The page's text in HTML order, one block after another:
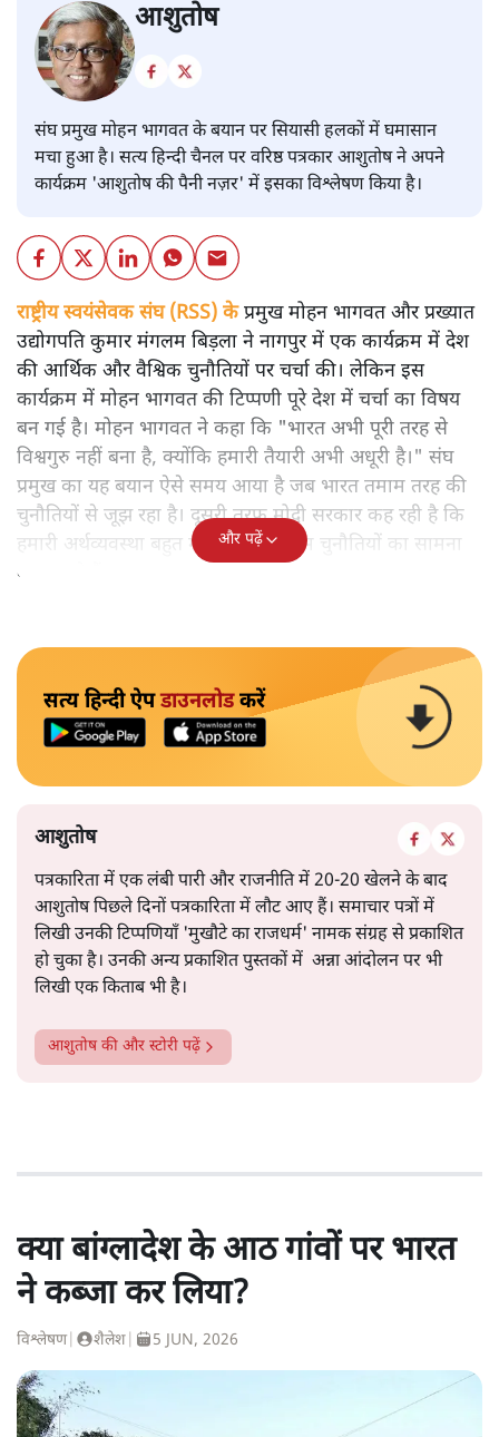
आशुतोष
संघ प्रमुख मोहन भागवत के बयान पर सियासी हलकों में घमासान
मचा हुआ है। सत्य हिन्दी चैनल पर वरिष्ठ पत्रकार आशुतोष ने अपने
कार्यक्रम 'आशुतोष की पैनी नज़र' में इसका विश्लेषण किया है।
राष्ट्रीय स्वयंसेवक संघ (RSS) केप्रमुख मोहन भागवत और प्रख्यात
उद्योगपति कुमार मंगलम बिड़ला ने नागपुर में एक कार्यक्रम में देश
की आर्थिक और वैश्विक चुनौतियों पर चर्चा की। लेकिन इस
कार्यक्रम में मोहन भागवत की टिप्पणी पूरे देश में चर्चा का विषय
बन गई है। मोहन भागवत ने कहा कि "भारत अभी पूरी तरह से
विश्वगुरु नहीं बना है, क्योंकि हमारी तैयारी अभी अधूरी है।" संघ
प्रमुख का यह बयान ऐसे समय आया है जब भारत तमाम तरह की
चुनौतियों से जूझ रहा है। दूसरी तरफ मोदी सरकार कह रही है कि
हमारी अर्थव्यवस्था बहुत मजबूत है और हम चुनौतियों का सामना
कर सकते हैं।
और पढ़ें
सत्य हिन्दी ऐपडाउनलोडकरें
आशुतोष
पत्रकारिता में एक लंबी पारी और राजनीति में 20-20 खेलने के बाद
आशुतोष पिछले दिनों पत्रकारिता में लौट आए हैं। समाचार पत्रों में
लिखी उनकी टिप्पणियाँ 'मुखौटे का राजधर्म' नामक संग्रह से प्रकाशित
हो चुका है। उनकी अन्य प्रकाशित पुस्तकों में अन्ना आंदोलन पर भी
लिखी एक किताब भी है।
आशुतोषकी और स्टोरी पढ़ें
क्या बांग्लादेश के आठ गांवों पर भारत
ने कब्जा कर लिया?
विश्लेषण| शैलेश 5 JUN, 2026